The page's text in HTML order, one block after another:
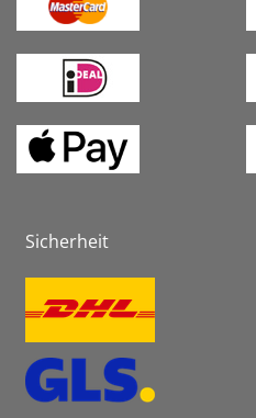
Sicherheit